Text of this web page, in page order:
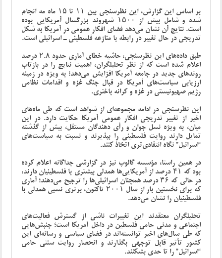
بر اساس این گزارش، این نظرسنجی بین ۱۱ تا ۱۵ ماه مه انجام
شده و شامل بیش از ۱۵۰۰ شهروند بزرگسال آمریکایی بوده
است. نتایج آن نشان می‌دهد فضای افکار عمومی در آمریکا به شکل
تدریجی در حال تغییر در رابطه با منازعه فلسطینی ـ اسرائیلی است.
طبق داده‌های این نظرسنجی، حاشیه خطای آماری حدود ۲.۸ درصد
اعلام شده است که از نظر تحلیلگران، اهمیت نتایج را در بازتاب
روندهای جدید در جامعه آمریکا افزایش می‌دهد؛ به ‌ویژه در زمینه
ارزیابی سیاست‌های آمریکا در قبال جنگ غزه و اقدامات نظامی
رژیم صهیونیستی در غزه و کرانه باختری.
این نظرسنجی در ادامه مجموعه‌ای از شواهد است که طی ماه‌های
اخیر از تغییر تدریجی افکار عمومی آمریکا حکایت دارد. در این
میان، به‌ ویژه نسل جوان و رأی‌ دهندگان مستقل، بیش از گذشته
تمایل دارند روایت فلسطینی را بپذیرند و نسبت به سیاست‌های
“اسرائیل” نگاه انتقادی‌تری اتخاذ کنند.
در همین راستا، مؤسسه گالوپ نیز در گزارشی جداگانه اعلام کرده
بود که ۴۱ درصد از آمریکایی‌ها همدلی بیشتری با فلسطینیان دارند،
در حالی که ۳۶ درصد همچنان اسرائیلی‌ها را ترجیح می‌دهند؛ آماری
که برای نخستین بار از سال ۲۰۰۱ تاکنون، برتری نسبی همدلی با
فلسطینیان را نشان می‌دهد.
تحلیلگران معتقدند این تغییرات ناشی از گسترش فعالیت‌های
اجتماعی و مدنی حامی فلسطین در داخل آمریکا است؛ جنبش‌هایی
که طی سال‌های اخیر توانسته‌اند در فضای سیاسی و رسانه‌ای این
کشور تأثیر قابل توجهی بگذارند و انحصار روایت سنتی حامی
“اسرائیل” را تا حدی بشکنند.